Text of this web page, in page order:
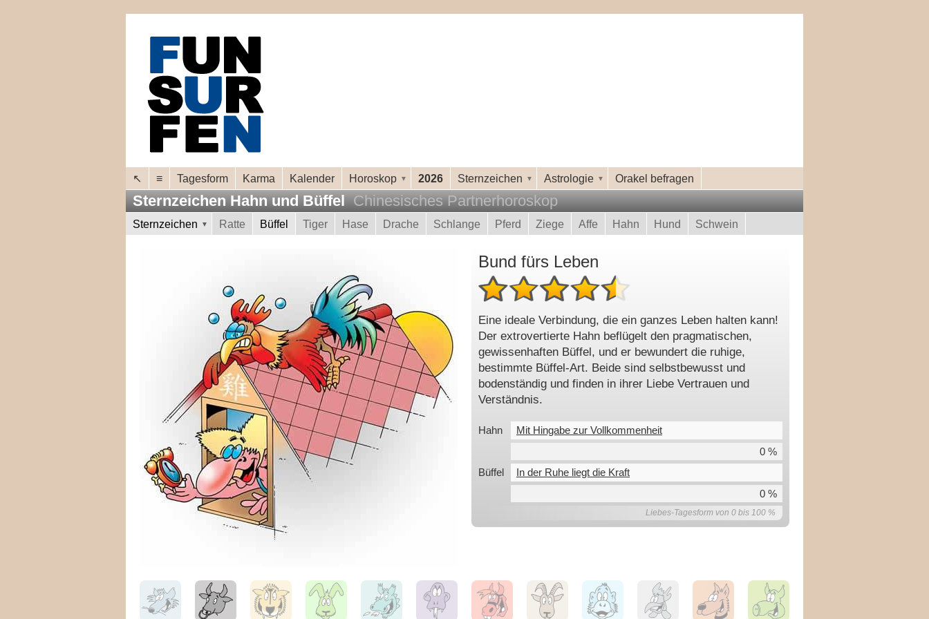
↖ ≡ Tagesform Karma Kalender Horoskop 2026 Sternzeichen Astrologie Orakel befragen
Sternzeichen Hahn und Büffel Chinesisches Partnerhoroskop
Sternzeichen Ratte Büffel Tiger Hase Drache Schlange Pferd Ziege Affe Hahn Hund Schwein
Bund fürs Leben
Eine ideale Verbindung, die ein ganzes Leben halten kann!
Der extrovertierte Hahn beflügelt den pragmatischen,
gewissenhaften Büffel, und er bewundert die ruhige,
bestimmte Büffel-Art. Beide sind selbstbewusst und
bodenständig und finden in ihrer Liebe Vertrauen und
Verständnis.
Hahn
Mit Hingabe zur Vollkommenheit
0 %
Büffel
In der Ruhe liegt die Kraft
0 %
Liebes-Tagesform von 0 bis 100 %